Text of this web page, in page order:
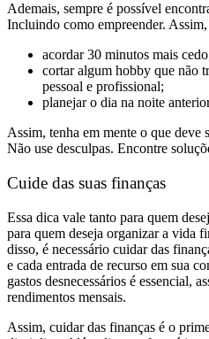
Ademais, sempre é possível
Incluindo como empreender.
acordar 30 minutos mais
cortar algum hobby que não
pessoal e profissional;
planejar o dia na noite
Assim, tenha em mente o que deve
Não use desculpas. Encontre
Cuide das suas finanças
Essa dica vale tanto para quem
para quem deseja organizar a vida
disso, é necessário cuidar das
e cada entrada de recurso em sua
gastos desnecessários é essencial,
rendimentos mensais.
Assim, cuidar das finanças é o